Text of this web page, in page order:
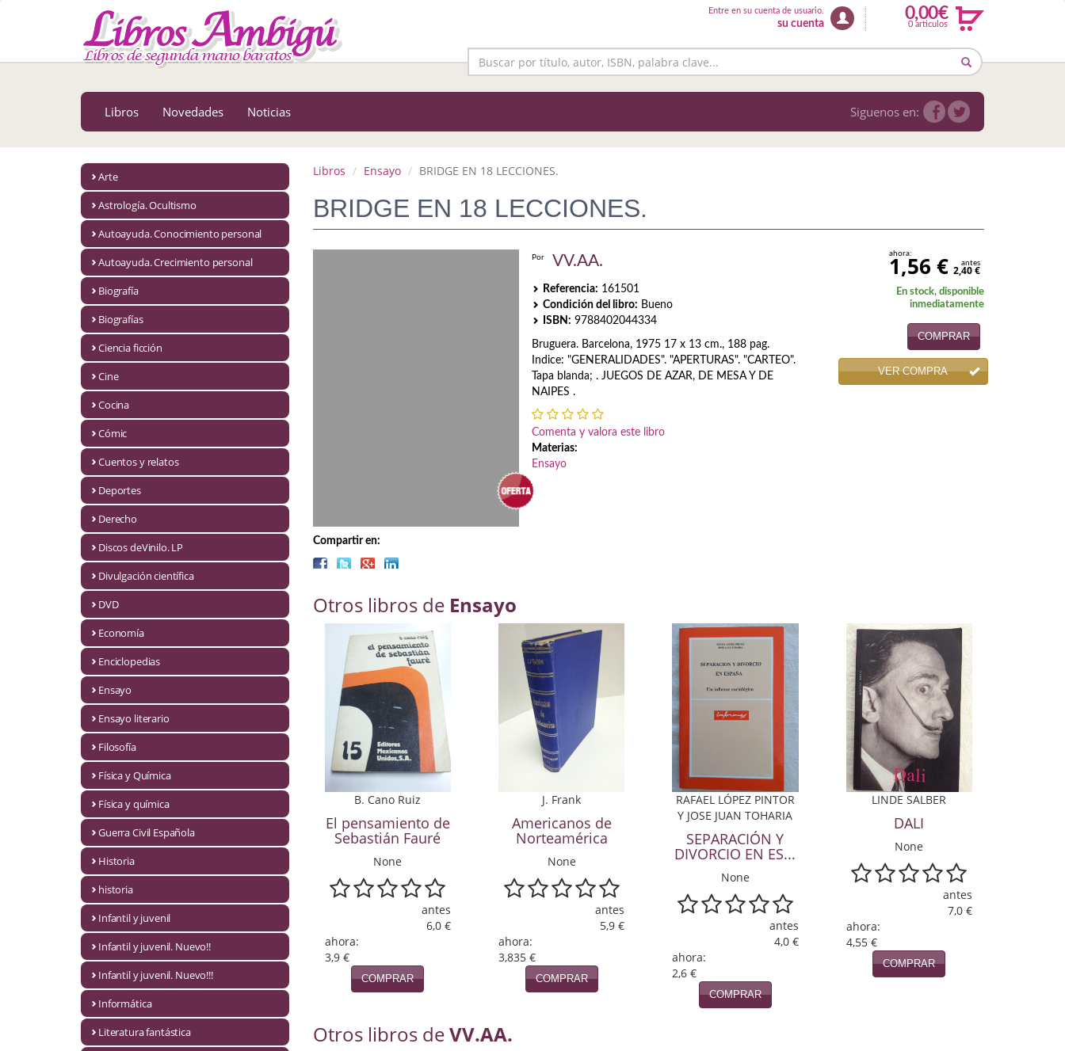
MENÚ PRINCIPAL
Astrología. Ocultismo
Autoayuda. Conocimiento personal
Autoayuda. Crecimiento personal
Ciencia ficción
Cuentos y relatos
Discos deVinilo. LP
Divulgación científica
Ensayo literario
Guerra Civil Española
Entre en su cuenta de usuario.
su cuenta
0,00€
0 articulos
Libros Novedades Noticias Siguenos en:
Arte
Astrología. Ocultismo
Autoayuda. Conocimiento personal
Autoayuda. Crecimiento personal
Biografía
Biografías
Ciencia ficción
Cine
Cocina
Cómic
Cuentos y relatos
Deportes
Derecho
Discos deVinilo. LP
Divulgación científica
DVD
Economía
Enciclopedias
Ensayo
Ensayo literario
Filosofía
Física y Química
Física y química
Guerra Civil Española
Historia
historia
Infantil y juvenil
Infantil y juvenil. Nuevo!!
Infantil y juvenil. Nuevo!!!
Informática
Literatura fantástica
Libros Ensayo BRIDGE EN 18 LECCIONES.
BRIDGE EN 18 LECCIONES.
Compartir en:
Por VV.AA.
Referencia: 161501
Condición del libro: Bueno
ISBN: 9788402044334
Bruguera. Barcelona, 1975 17 x 13 cm., 188 pag.
Indice: "GENERALIDADES". "APERTURAS". "CARTEO".
Tapa blanda; . JUEGOS DE AZAR, DE MESA Y DE
NAIPES .
Comenta y valora este libro
Materias:
Ensayo
ahora:
1,56 € antes
2,40 €
En stock, disponible
inmediatamente
COMPRAR
VER COMPRA
Otros libros de Ensayo
B. Cano Ruiz
El pensamiento de
Sebastián Fauré
None
antes
6,0 €
ahora:
3,9 €
COMPRAR
J. Frank
Americanos de
Norteamérica
None
antes
5,9 €
ahora:
3,835 €
COMPRAR
RAFAEL LÓPEZ PINTOR
Y JOSE JUAN TOHARIA
SEPARACIÓN Y
DIVORCIO EN ES...
None
antes
4,0 €
ahora:
2,6 €
COMPRAR
LINDE SALBER
DALI
None
antes
7,0 €
ahora:
4,55 €
COMPRAR
Otros libros deVV.AA.